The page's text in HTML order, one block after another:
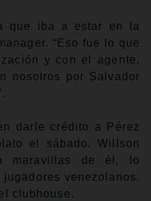
que iba a estar en la
“Eso fue lo que
y con el agente.
nosotros por Salvador
darle crédito a Pérez
el sábado. Willson
maravillas de él, lo
venezolanos.
clubhouse.